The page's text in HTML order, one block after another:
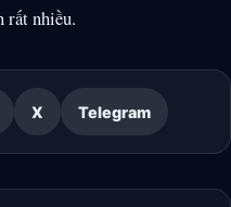
rất nhiều.
X Telegram